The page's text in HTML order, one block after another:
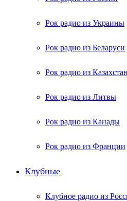
Рок радио из Украины
Рок радио из Беларуси
Рок радио из
Рок радио из Литвы
Рок радио из Канады
Рок радио из Франции
Клубные
Клубное радио из